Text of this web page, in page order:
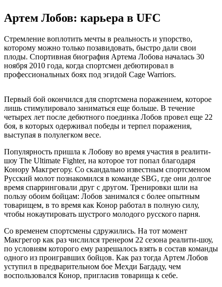
Артем Лобов: карьера в UFC
Стремление воплотить мечты в реальность и упорство,
которому можно только позавидовать, быстро дали свои
плоды. Спортивная биография Артема Лобова началась 30
ноября 2010 года, когда спортсмен дебютировал в
профессиональных боях под эгидой Cage Warriors.
Первый бой окончился для спортсмена поражением, которое
лишь стимулировало заниматься еще больше. В течение
четырех лет после дебютного поединка Лобов провел еще 22
боя, в которых одерживал победы и терпел поражения,
выступая в полулегком весе.
Популярность пришла к Лобову во время участия в реалити-
шоу The Ultimate Fighter, на которое тот попал благодаря
Конору Макгрегору. Со скандально известным спортсменом
Русский молот познакомился в команде SBG, где они долгое
время спарринговали друг с другом. Тренировки шли на
пользу обоим бойцам: Лобов занимался с более опытным
товарищем, в то время как Конор работал в полную силу,
чтобы нокаутировать шустрого молодого русского парня.
Со временем спортсмены сдружились. На тот момент
Макгрегор как раз числился тренером 22 сезона реалити-шоу,
по условиям которого ему разрешалось взять в состав команды
одного из проигравших бойцов. Как раз тогда Артем Лобов
уступил в предварительном бое Мехди Багдаду, чем
воспользовался Конор, пригласив товарища к себе.